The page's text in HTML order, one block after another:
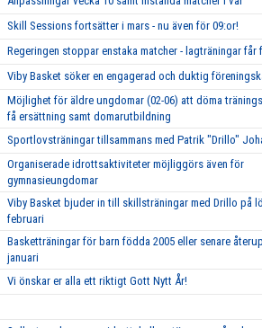
Skill Sessions fortsätter i mars - nu även för 09:or!
Regeringen stoppar enstaka matcher - lagträningar får
Viby Basket söker en engagerad och duktig
Möjlighet för äldre ungdomar (02-06) att döma
få ersättning samt domarutbildning
Sportlovsträningar tillsammans med Patrik "Drillo"
Organiserade idrottsaktiviteter möjliggörs även för
gymnasieungdomar
Viby Basket bjuder in till skillsträningar med Drillo på
februari
Basketträningar för barn födda 2005 eller senare
januari
Vi önskar er alla ett riktigt Gott Nytt År!